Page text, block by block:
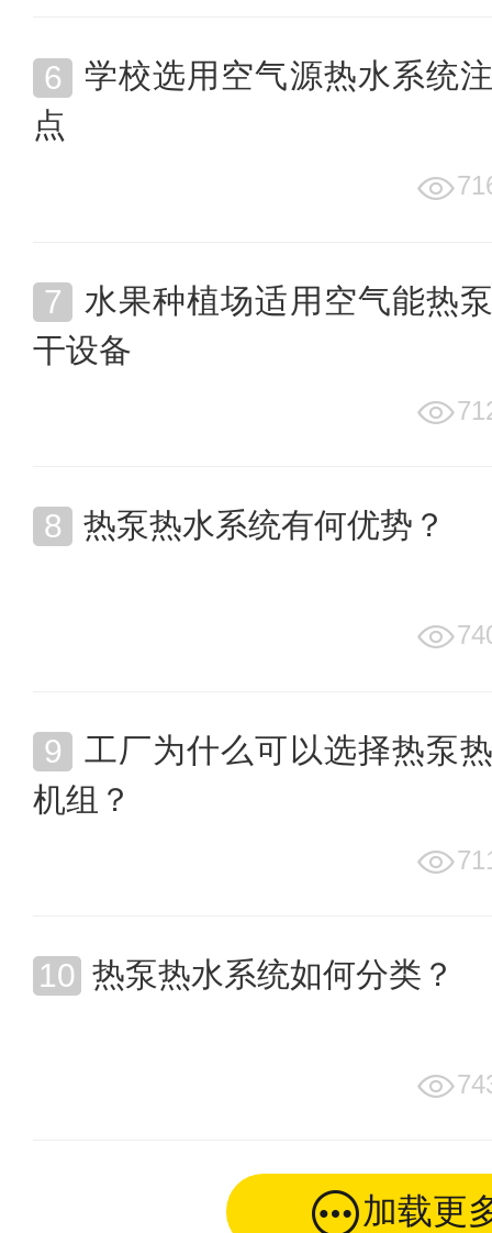
学校选用空气源热水系统
点
水果种植场适用空气能热
干设备
热泵热水系统有何优势？
工厂为什么可以选择热泵
机组？
热泵热水系统如何分类？
加载更